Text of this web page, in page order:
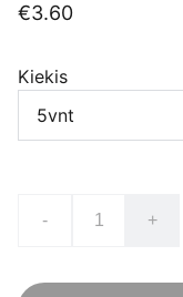
€3.60
Kiekis
- +